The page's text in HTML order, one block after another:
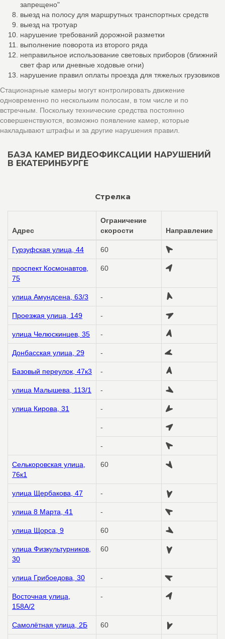
запрещено"
выезд на полосу для маршрутных транспортных средств
выезд на тротуар
нарушение требований дорожной разметки
выполнение поворота из второго ряда
неправильное использование световых приборов (ближний
свет фар или дневные ходовые огни)
нарушение правил оплаты проезда для тяжелых грузовиков
Стационарные камеры могут контролировать движение
одновременно по нескольким полосам, в том числе и по
встречным. Поскольку технические средства постоянно
совершенствуются, возможно появление камер, которые
накладывают штрафы и за другие нарушения правил.
БАЗА КАМЕР ВИДЕОФИКСАЦИИ НАРУШЕНИЙ
В ЕКАТЕРИНБУРГЕ
Стрелка
Адрес
Ограничение
скорости
Направление
Гурзуфская улица, 44 60
проспект Космонавтов,
75
60
улица Амундсена, 63/3 -
Проезжая улица, 149 -
улица Челюскинцев, 35 -
Донбасская улица, 29 -
Базовый переулок, 47к3 -
улица Малышева, 113/1 -
улица Кирова, 31 -
-
-
Селькоровская улица,
76к1
60
улица Щербакова, 47 -
улица 8 Марта, 41 -
улица Щорса, 9 60
улица Физкультурников,
30
60
улица Грибоедова, 30 -
Восточная улица,
158А/2
-
Самолётная улица, 2Б 60